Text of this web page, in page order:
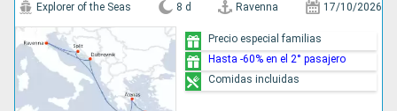
Explorer of the Seas 8 d Ravenna 17/10/2026
Precio especial familias
Hasta -60% en el 2° pasajero
Comidas incluidas